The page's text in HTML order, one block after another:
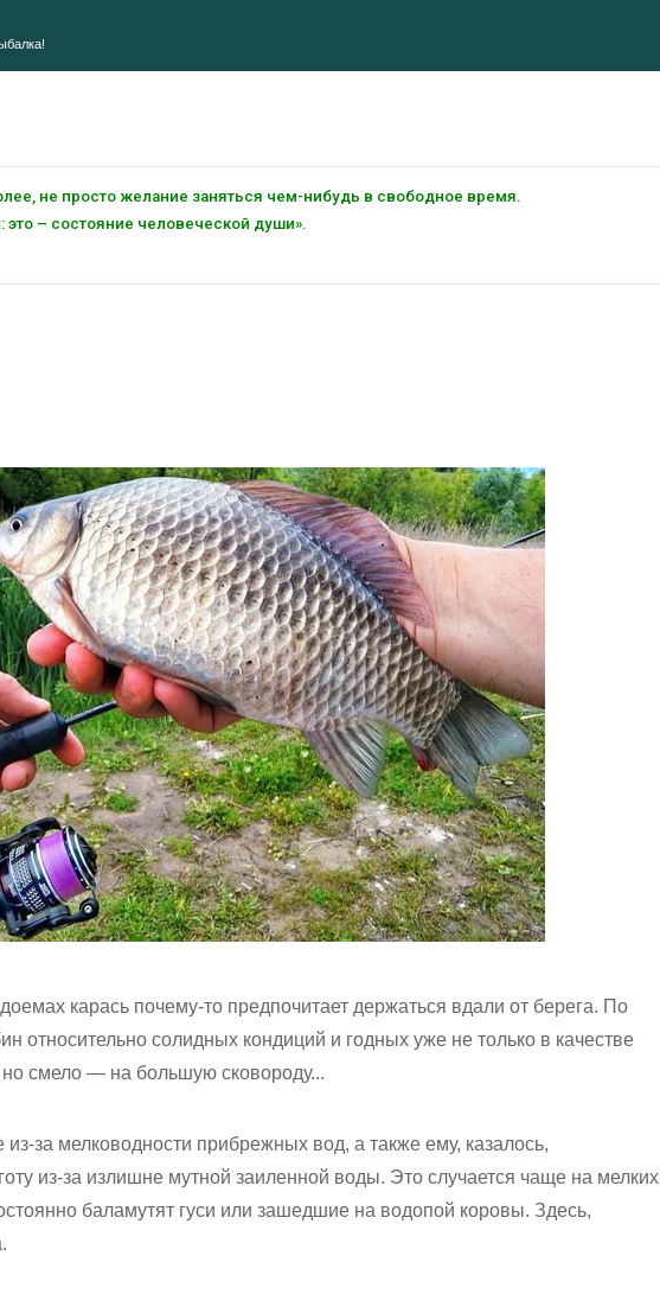
не просто желание заняться чем-нибудь в свободное время.
это – состояние человеческой души».
карась почему-то предпочитает держаться вдали от берега. По
относительно солидных кондиций и годных уже не только в качестве
смело — на большую сковороду...
за мелководности прибрежных вод, а также ему, казалось,
из-за излишне мутной заиленной воды. Это случается чаще на мелких
баламутят гуси или зашедшие на водопой коровы. Здесь,